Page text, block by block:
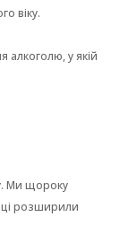
віку.
алкоголю, у якій
Ми щороку
розширили